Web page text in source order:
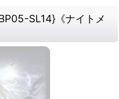
SL14}《ナイトメ